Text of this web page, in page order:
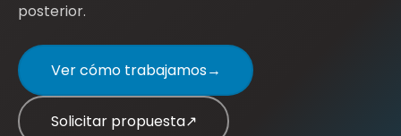
posterior.
Ver cómo trabajamos→
Solicitar propuesta↗